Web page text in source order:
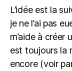
L’idée est la
je ne l’ai pas
m’aide à
est toujours la
encore (voir